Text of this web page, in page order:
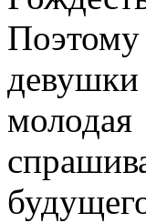
Поэтому